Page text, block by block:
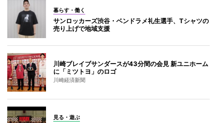
暮らす・働く
サンロッカーズ渋谷・ベンドラメ礼生選手、Tシャツの
売り上げで地域支援
川崎ブレイブサンダースが43分間の会見 新ユニホーム
に「ミツトヨ」のロゴ
川崎経済新聞
見る・遊ぶ